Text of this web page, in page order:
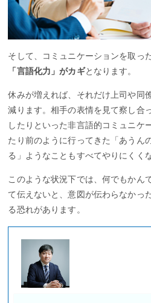
そして、コミュニケーションを取っ
「言語化力」がカギとなります。
休みが増えれば、それだけ上司や同
減ります。相手の表情を見て察し合
したりといった非言語的コミュニケ
たり前のように行ってきた「あうん
る」ようなこともすべてやりにくく
このような状況下では、何でもかん
て伝えないと、意図が伝わらなかっ
る恐れがあります。